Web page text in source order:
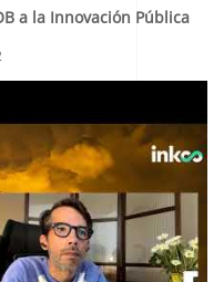
a la Innovación Pública